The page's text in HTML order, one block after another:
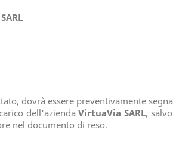
dovrà essere preventivamente
dell'aziendaVirtuaVia SARL,
nel documento di reso.